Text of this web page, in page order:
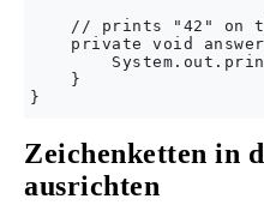
// prints "42" on
private void
    }
Zeichenketten in
ausrichten